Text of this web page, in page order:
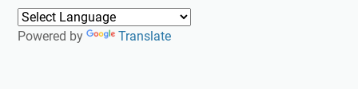
Powered by Translate